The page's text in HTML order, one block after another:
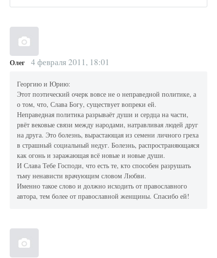
Олег 4 февраля 2011, 18:01
Георгию и Юрию:
Этот поэтический очерк вовсе не о неправедной политике, а
о том, что, Слава Богу, существует вопреки ей.
Неправедная политика разрываёт души и сердца на части,
рвёт вековые связи между народами, натравливая людей друг
на друга. Это болезнь, вырастающая из семени личного греха
в страшный социальный недуг. Болезнь, распространяющаяся
как огонь и заражающая всё новые и новые души.
И Слава Тебе Господи, что есть те, кто способен разрушать
тьму ненависти врачующим словом Любви.
Именно такое слово и должно исходить от православного
автора, тем более от православной женщины. Спасибо ей!